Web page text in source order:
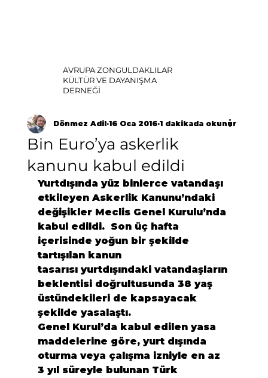
AVRUPA ZONGULDAKLILAR
KÜLTÜR VE DAYANIŞMA
DERNEĞİ
Bin Euro’ya askerlik
kanunu kabul edildi
Dönmez Adil 16 Oca 2016 1 dakikada okunur
Yurtdışında yüz binlerce vatandaşı
etkileyen Askerlik Kanunu’ndaki
değişikler Meclis Genel Kurulu’nda
kabul edildi.  Son üç hafta
içerisinde yoğun bir şekilde
tartışılan kanun
tasarısı yurtdışındaki vatandaşların
beklentisi doğrultusunda 38 yaş
üstündekileri de kapsayacak
şekilde yasalaştı.
Genel Kurul’da kabul edilen yasa
maddelerine göre, yurt dışında
oturma veya çalışma izniyle en az
3 yıl süreyle bulunan Türk